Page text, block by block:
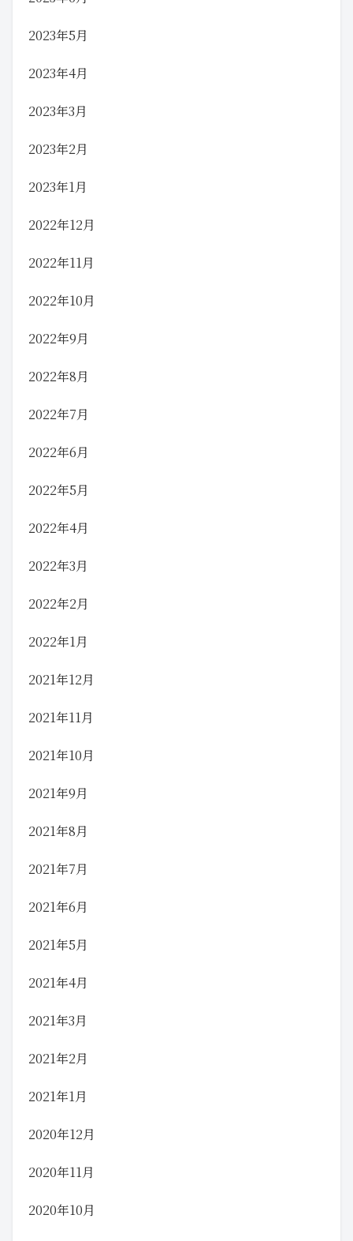
2023年5月
2023年4月
2023年3月
2023年2月
2023年1月
2022年12月
2022年11月
2022年10月
2022年9月
2022年8月
2022年7月
2022年6月
2022年5月
2022年4月
2022年3月
2022年2月
2022年1月
2021年12月
2021年11月
2021年10月
2021年9月
2021年8月
2021年7月
2021年6月
2021年5月
2021年4月
2021年3月
2021年2月
2021年1月
2020年12月
2020年11月
2020年10月